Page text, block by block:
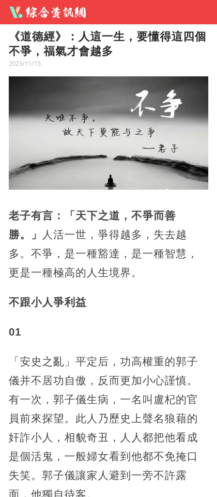
《道德經》：人這一生，要懂得這四個
不爭，福氣才會越多
2023/11/15
老子有言：「天下之道，不爭而善
勝。」
人活一世，爭得越多，失去越
多。不爭，是一種豁達，是一種智慧，
更是一種極高的人生境界。
不跟小人爭利益
01
「安史之亂」平定后，功高權重的郭子
儀并不居功自傲，反而更加小心謹慎。
有一次，郭子儀生病，一名叫盧杞的官
員前來探望。此人乃歷史上聲名狼藉的
奸詐小人，相貌奇丑，人人都把他看成
是個活鬼，一般婦女看到他都不免掩口
失笑。郭子儀讓家人避到一旁不許露
面，他獨自待客。